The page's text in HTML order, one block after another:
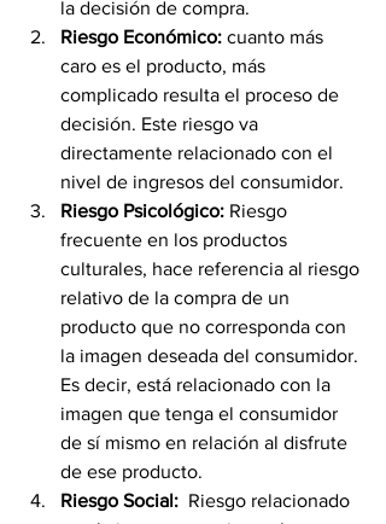
la decisión de compra.
Riesgo Económico: cuanto más
caro es el producto, más
complicado resulta el proceso de
decisión. Este riesgo va
directamente relacionado con el
nivel de ingresos del consumidor.
Riesgo Psicológico: Riesgo
frecuente en los productos
culturales, hace referencia al riesgo
relativo de la compra de un
producto que no corresponda con
la imagen deseada del consumidor.
Es decir, está relacionado con la
imagen que tenga el consumidor
de sí mismo en relación al disfrute
de ese producto.
Riesgo Social: Riesgo relacionado